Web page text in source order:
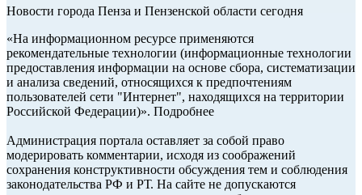
Новости города Пенза и Пензенской области сегодня
«На информационном ресурсе применяются
рекомендательные технологии (информационные технологии
предоставления информации на основе сбора, систематизации
и анализа сведений, относящихся к предпочтениям
пользователей сети "Интернет", находящихся на территории
Российской Федерации)». Подробнее
Администрация портала оставляет за собой право
модерировать комментарии, исходя из соображений
сохранения конструктивности обсуждения тем и соблюдения
законодательства РФ и РТ. На сайте не допускаются